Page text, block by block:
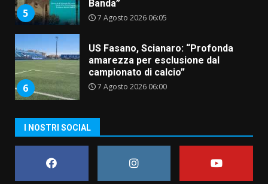
5
Banda”
7 Agosto 2026 06:05
6
US Fasano, Scianaro: “Profonda
amarezza per esclusione dal
campionato di calcio”
7 Agosto 2026 06:00
Fasanese ferito a colpi di arma
I NOSTRI SOCIAL